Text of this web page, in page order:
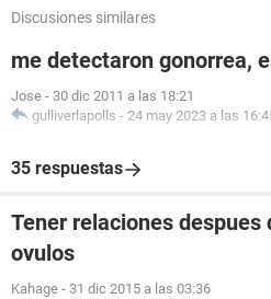
Discusiones similares
me detectaron gonorrea,
Jose - 30 dic 2011 a las 18:21
gulliverlapolls - 24 may 2023 a las
35 respuestas
Tener relaciones
ovulos
Kahage - 31 dic 2015 a las 03:36